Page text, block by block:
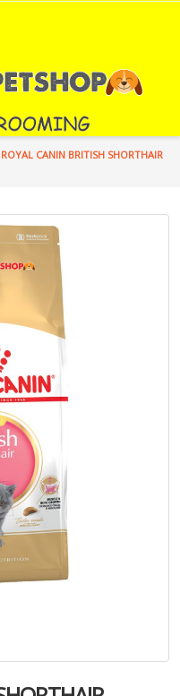
ROYAL CANIN BRITISH SHORTHAIR